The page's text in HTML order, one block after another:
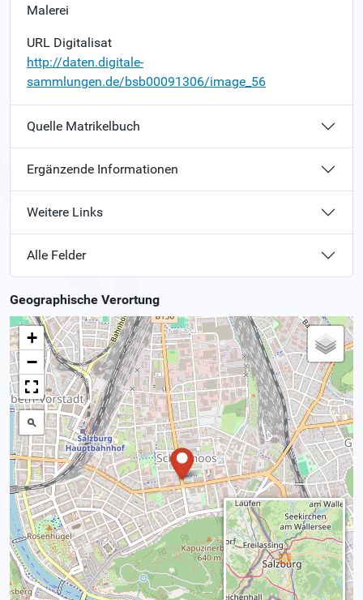
Malerei
URL Digitalisat
http://daten.digitale-
sammlungen.de/bsb00091306/image_56
Quelle Matrikelbuch
Ergänzende Informationen
Weitere Links
Alle Felder
Geographische Verortung
+
−